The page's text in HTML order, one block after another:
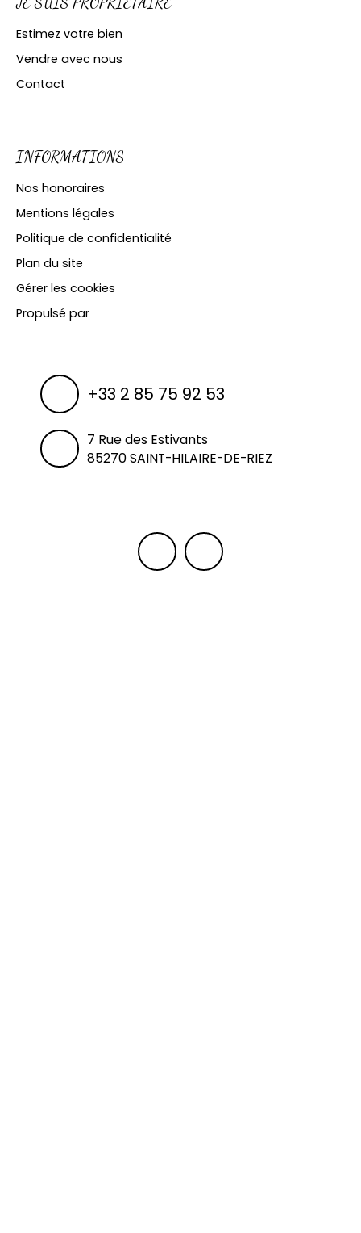
Estimez votre bien
Vendre avec nous
Contact
INFORMATIONS
Nos honoraires
Mentions légales
Politique de confidentialité
Plan du site
Gérer les cookies
Propulsé par
+33 2 85 75 92 53
7 Rue des Estivants
85270 SAINT-HILAIRE-DE-RIEZ